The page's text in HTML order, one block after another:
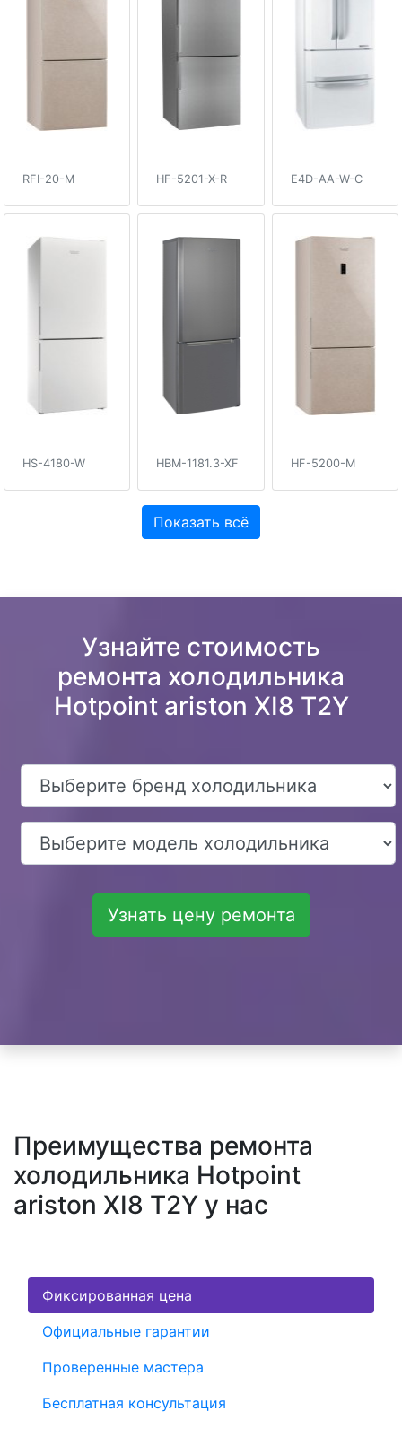
RFI-20-M HF-5201-X-R E4D-AA-W-C
HS-4180-W HBM-1181.3-XF HF-5200-M
Показать всё
Узнайте стоимость
ремонта холодильника
Hotpoint ariston XI8 T2Y
Узнать цену ремонта
Преимущества ремонта
холодильника Hotpoint
ariston XI8 T2Y у нас
Фиксированная цена
Официальные гарантии
Проверенные мастера
Бесплатная консультация